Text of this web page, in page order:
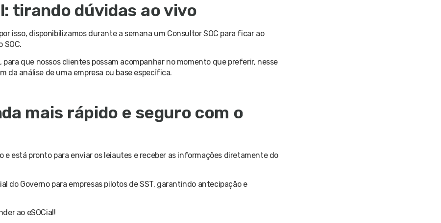
tirando dúvidas ao vivo
isso, disponibilizamos durante a semana um Consultor SOC para ficar ao
SOC.
que nossos clientes possam acompanhar no momento que preferir, nesse
da análise de uma empresa ou base específica.
mais rápido e seguro com o
está pronto para enviar os leiautes e receber as informações diretamente do
do Governo para empresas pilotos de SST, garantindo antecipação e
ao eSOCial!